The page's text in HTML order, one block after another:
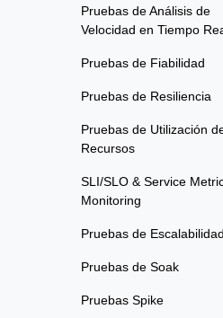
Pruebas de Análisis de
Velocidad en Tiempo
Pruebas de Fiabilidad
Pruebas de Resiliencia
Pruebas de Utilización
Recursos
SLI/SLO & Service
Monitoring
Pruebas de Escalabilidad
Pruebas de Soak
Pruebas Spike